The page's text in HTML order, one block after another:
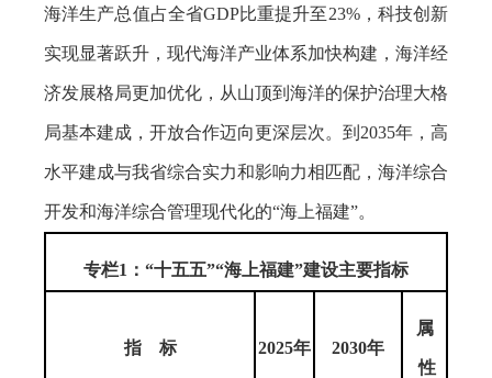
海洋生产总值占全省GDP比重提升至23%，科技创新
实现显著跃升，现代海洋产业体系加快构建，海洋经
济发展格局更加优化，从山顶到海洋的保护治理大格
局基本建成，开放合作迈向更深层次。到2035年，高
水平建成与我省综合实力和影响力相匹配，海洋综合
开发和海洋综合管理现代化的“海上福建”。
专栏1：“十五五”“海上福建”建设主要指标
指 标 2025年 2030年
属
性